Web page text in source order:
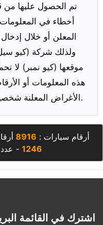
تم الحصول عليها من
أخطاء في
المعلن أو خلال
ولذلك شركة (كيو
موقعها (كيو نمبر) لا
هذه المعلومات أو
الأغراض المعلنة شخصيا والقيام بالفحص قبل الشراء.
أرقام سيارات : 8916
1246 - عدد
اشترك في القائمة